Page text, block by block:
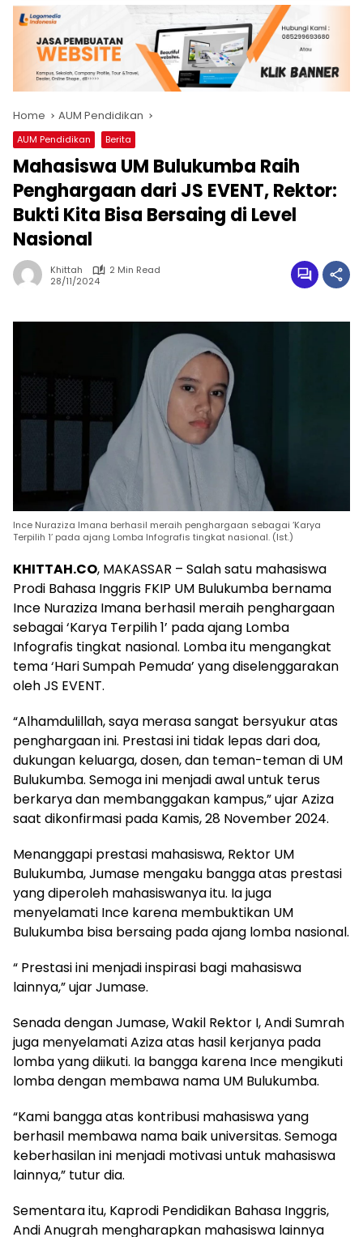
Home AUM Pendidikan
AUM Pendidikan Berita
Mahasiswa UM Bulukumba Raih
Penghargaan dari JS EVENT, Rektor:
Bukti Kita Bisa Bersaing di Level
Nasional
Khittah
2 Min Read
28/11/2024
Ince Nuraziza Imana berhasil meraih penghargaan sebagai ‘Karya
Terpilih 1’ pada ajang Lomba Infografis tingkat nasional. (Ist.)
KHITTAH.CO, MAKASSAR – Salah satu mahasiswa
Prodi Bahasa Inggris FKIP UM Bulukumba bernama
Ince Nuraziza Imana berhasil meraih penghargaan
sebagai ‘Karya Terpilih 1’ pada ajang Lomba
Infografis tingkat nasional. Lomba itu mengangkat
tema ‘Hari Sumpah Pemuda’ yang diselenggarakan
oleh JS EVENT.
“Alhamdulillah, saya merasa sangat bersyukur atas
penghargaan ini. Prestasi ini tidak lepas dari doa,
dukungan keluarga, dosen, dan teman-teman di UM
Bulukumba. Semoga ini menjadi awal untuk terus
berkarya dan membanggakan kampus,” ujar Aziza
saat dikonfirmasi pada Kamis, 28 November 2024.
Menanggapi prestasi mahasiswa, Rektor UM
Bulukumba, Jumase mengaku bangga atas prestasi
yang diperoleh mahasiswanya itu. Ia juga
menyelamati Ince karena membuktikan UM
Bulukumba bisa bersaing pada ajang lomba nasional.
“ Prestasi ini menjadi inspirasi bagi mahasiswa
lainnya,” ujar Jumase.
Senada dengan Jumase, Wakil Rektor I, Andi Sumrah
juga menyelamati Aziza atas hasil kerjanya pada
lomba yang diikuti. Ia bangga karena Ince mengikuti
lomba dengan membawa nama UM Bulukumba.
“Kami bangga atas kontribusi mahasiswa yang
berhasil membawa nama baik universitas. Semoga
keberhasilan ini menjadi motivasi untuk mahasiswa
lainnya,” tutur dia.
Sementara itu, Kaprodi Pendidikan Bahasa Inggris,
Andi Anugrah mengharapkan mahasiswa lainnya